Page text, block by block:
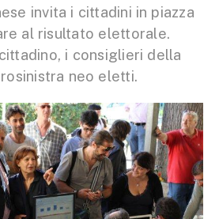
invita i cittadini in piazza
al risultato elettorale.
i consiglieri della
neo eletti.